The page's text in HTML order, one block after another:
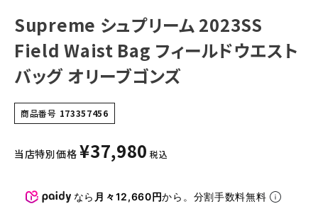
キャップ・ハット
ニット帽・ビーニー
その他バッグ類
スニーカー・ブーツ
Supreme シュプリーム 2023SS
Field Waist Bag フィールドウエスト
バッグ オリーブゴンズ
商品番号 173357456
当店特別価格 ¥37,980 税込
なら 月々12,660円から。分割手数料無料